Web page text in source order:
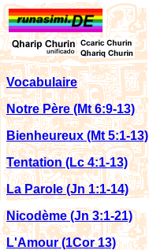
Vocabulaire
Notre Père (Mt 6:9-13)
Bienheureux (Mt 5:1-13)
Tentation (Lc 4:1-13)
La Parole(Jn 1:1-14)
Nicodème (Jn 3:1-21)
L'Amour(1Cor 13)